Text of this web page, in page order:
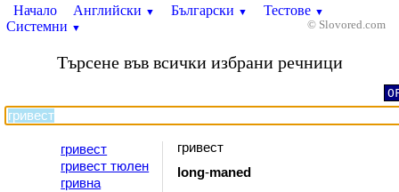
Начало Английски ▼ Български ▼ Тестове ▼
Системни ▼ © Slovored.com
Търсене във всички избрани речници
гривест
гривест тюлен
гривна
гривест
long-maned